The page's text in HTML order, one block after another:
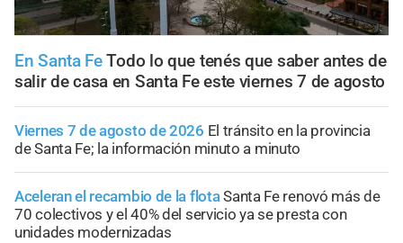
En Santa FeTodo lo que tenés que saber antes de
salir de casa en Santa Fe este viernes 7 de agosto
Viernes 7 de agosto de 2026 El tránsito en la provincia
de Santa Fe; la información minuto a minuto
Aceleran el recambio de la flotaSanta Fe renovó más de
70 colectivos y el 40% del servicio ya se presta con
unidades modernizadas